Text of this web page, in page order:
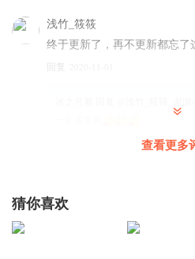
浅竹_筱筱
终于更新了，再不更新都忘了
回复
回复
查看更多
猜你喜欢